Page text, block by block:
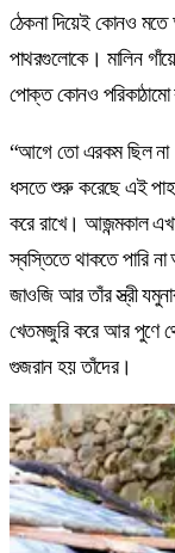
ঠেকনা দিয়েই কোনও
পাথরগুলোকে। মালিন
পোক্ত কোনও পরিকাঠামো
“আগে তো এরকম ছিল
ধসতে শুরু করেছে এই
করে রাখে। আজন্মকাল
স্বস্তিতে থাকতে পারি
জাওজি আর তাঁর স্ত্রী
খেতমজুরি করে আর পুণে
গুজরান হয় তাঁদের।